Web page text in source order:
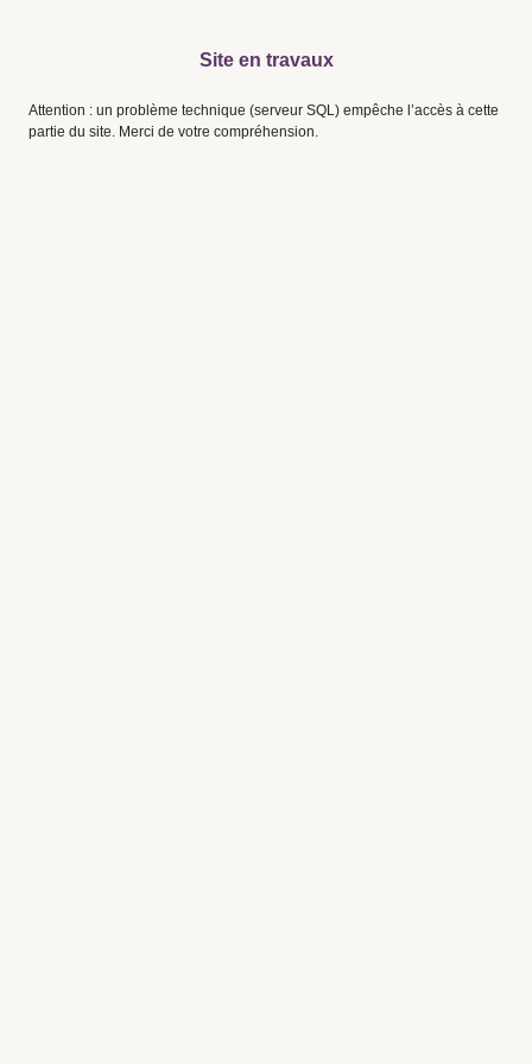
Site en travaux
Attention : un problème technique (serveur SQL) empêche l’accès à cette
partie du site. Merci de votre compréhension.